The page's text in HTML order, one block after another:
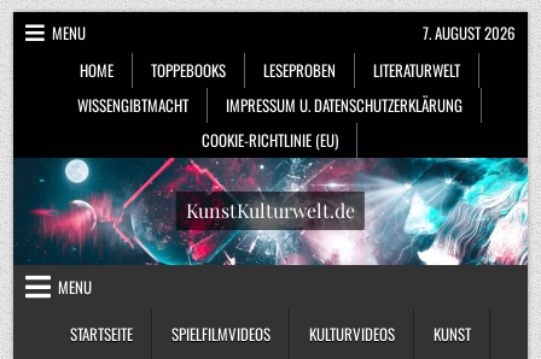
Skip
to
content
MENU
HOME
TOPPEBOOKS LESEPROBEN
LITERATURWELT
WISSENGIBTMACHT
IMPRESSUM U. DATENSCHUTZERKLÄRUNG
COOKIE-RICHTLINIE (EU)
7. AUGUST 2026
KunstKulturwelt.de
MENU
STARTSEITE
SPIELFILMVIDEOS KULTURVIDEOS KUNST